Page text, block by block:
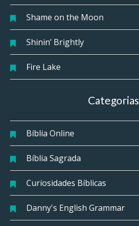
Shame on the Moon
Shinin’ Brightly
Fire Lake
Categorias
Bíblia Online
Bíblia Sagrada
Curiosidades Bíblicas
Danny's English Grammar